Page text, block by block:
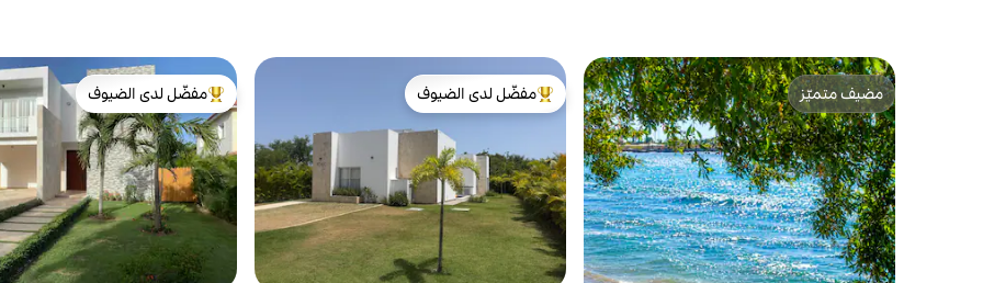
مضيف متميّز
مضيف متميّز
من أبرز البيوت المفضّلة لدى الضيوف
مفضّل لدى الضيوف
من أبرز البيوت المفضّلة لدى الضيوف
مفضّل لدى الضيوف